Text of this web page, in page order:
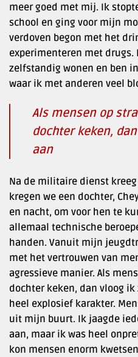
meer goed met mij. Ik
school en ging voor mijn
verdoven begon met het
experimenteren met drugs.
zelfstandig wonen en ben
waar ik met anderen veel
Als mensen op
dochter keken,
aan
Na de militaire dienst
kregen we een dochter,
en nacht, om voor hen te
allemaal technische
handen. Vanuit mijn
met het vertrouwen van
agressieve manier. Als
dochter keken, dan vloog
heel explosief karakter.
uit mijn buurt. Ik jaagde
aan, maar ik was heel
kon mensen enorm